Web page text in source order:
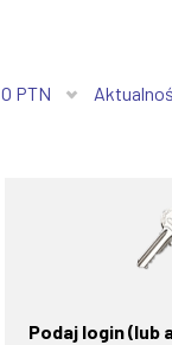
O PTN
Podaj login (lub